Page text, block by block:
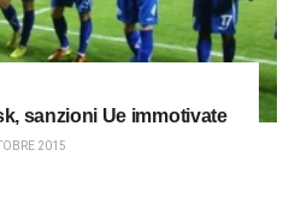
sanzioni Ue immotivate
2015